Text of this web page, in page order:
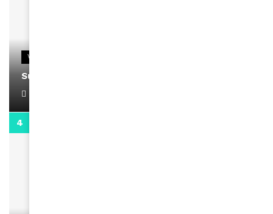
VIDEOS
Support Black Business Wee-kend